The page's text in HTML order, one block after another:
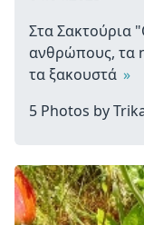
Στα Σακτούρια
ανθρώπους, τα
τα ξακουστά »
5 Photos by